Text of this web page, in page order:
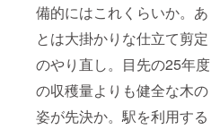
備的にはこれくらいか。あ
とは大掛かりな仕立て剪定
のやり直し。目先の25年度
の収穫量よりも健全な木の
姿が先決か。駅を利用する